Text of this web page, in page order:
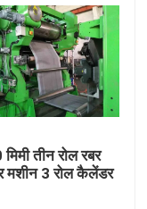
तीन रोल रबर
3 रोल कैलेंडर